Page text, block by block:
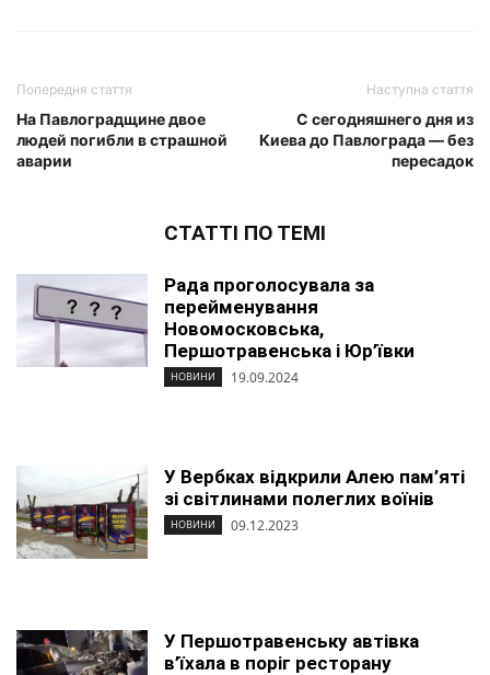
Попередня стаття
На Павлоградщине двое
людей погибли в страшной
аварии
Наступна стаття
С сегодняшнего дня из
Киева до Павлограда — без
пересадок
СТАТТІ ПО ТЕМІ
Рада проголосувала за
перейменування
Новомосковська,
Першотравенська і Юр’ївки
НОВИНИ 19.09.2024
У Вербках відкрили Алею пам’яті
зі світлинами полеглих воїнів
НОВИНИ 09.12.2023
У Першотравенську автівка
в’їхала в поріг ресторану